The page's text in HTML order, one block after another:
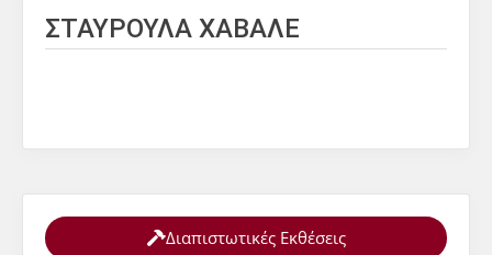
ΣΤΑΥΡΟΥΛΑ ΧΑΒΑΛΕ
Διαπιστωτικές Εκθέσεις